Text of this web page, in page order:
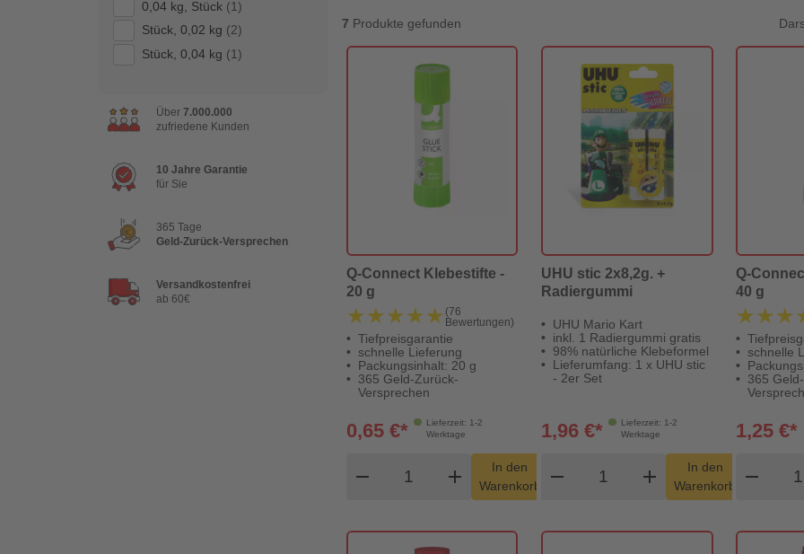
0,04 kg, Stück (1)
Stück, 0,02 kg (2)
Stück, 0,04 kg (1)
Über 7.000.000
zufriedene Kunden
10 Jahre Garantie
für Sie
365 Tage
Geld-Zurück-Versprechen
Versandkostenfrei
ab 60€
7 Produkte gefunden
Q-Connect Klebestifte -
20 g
★★★★★
★★★★★ (76
Bewertungen)
Tiefpreisgarantie
schnelle Lieferung
Packungsinhalt: 20 g
365 Geld-Zurück-
Versprechen
Lieferzeit: 1-2
Werktage
0,65 €*
remove
Produkt Warenkorb Menge
add
In den
Warenkorb
shopping_cart
UHU stic 2x8,2g. +
Radiergummi
UHU Mario Kart
inkl. 1 Radiergummi gratis
98% natürliche Klebeformel
Lieferumfang: 1 x UHU stic
- 2er Set
Lieferzeit: 1-2
Werktage
1,96 €*
remove
Produkt Warenkorb Menge
add
In den
Warenkorb
shopping_cart
Q-
40 g
schnelle
365
1,25 €*
remove